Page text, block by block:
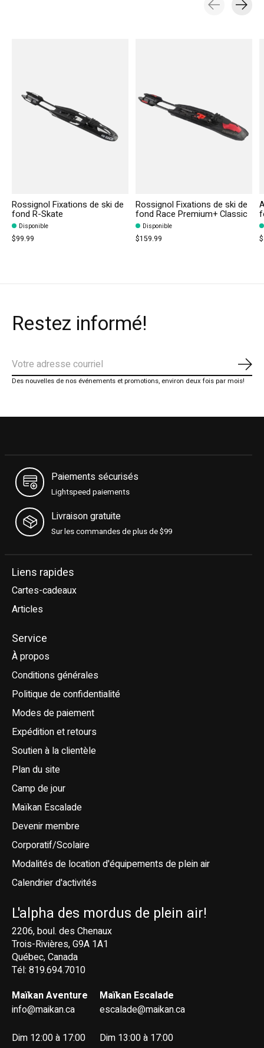
Rossignol Fixations de ski de
fond R-Skate
Disponible
$99.99
Rossignol Fixations de ski de
fond Race Premium+ Classic
Disponible
$159.99
Restez informé!
Des nouvelles de nos événements et promotions, environ deux fois par mois!
Paiements sécurisés
Lightspeed paiements
Livraison gratuite
Sur les commandes de plus de $99
Liens rapides
Cartes-cadeaux
Articles
Service
À propos
Conditions générales
Politique de confidentialité
Modes de paiement
Expédition et retours
Soutien à la clientèle
Plan du site
Camp de jour
Maïkan Escalade
Devenir membre
Corporatif/Scolaire
Modalités de location d'équipements de plein air
Calendrier d'activités
L'alpha des mordus de plein air!
2206, boul. des Chenaux
Trois-Rivières, G9A 1A1
Québec, Canada
Tél: 819.694.7010
Maïkan Aventure
info@maikan.ca
Dim 12:00 à 17:00
Maïkan Escalade
escalade@maikan.ca
Dim 13:00 à 17:00